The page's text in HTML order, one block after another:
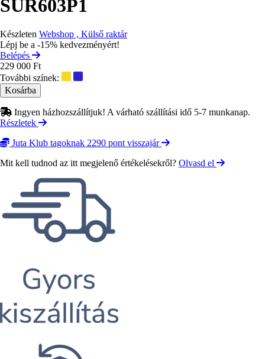
SUR603P1
Készleten Webshop , Külső raktár
Lépj be a -15% kedvezményért!
Belépés
229 000 Ft
További színek:
Ingyen házhozszállítjuk! A várható szállítási idő 5-7 munkanap.
Részletek
Juta Klub tagoknak 2290 pont visszajár
Mit kell tudnod az itt megjelenő értékelésekről? Olvasd el